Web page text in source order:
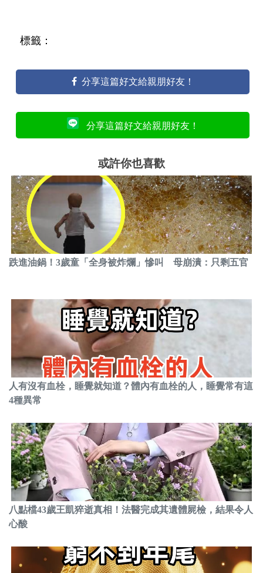
標籤：
分享這篇好文給親朋好友！
分享這篇好文給親朋好友！
或許你也喜歡
跌進油鍋！3歲童「全身被炸爛」慘叫 母崩潰：只剩五官
人有沒有血栓，睡覺就知道？體內有血栓的人，睡覺常有這
4種異常
八點檔43歲王凱猝逝真相！法醫完成其遺體屍檢，結果令人
心酸